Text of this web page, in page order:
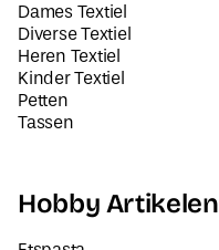
Dames Textiel
Diverse Textiel
Heren Textiel
Kinder Textiel
Petten
Tassen
Hobby Artikelen